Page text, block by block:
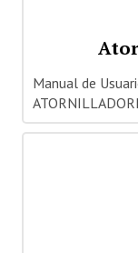
Manual de